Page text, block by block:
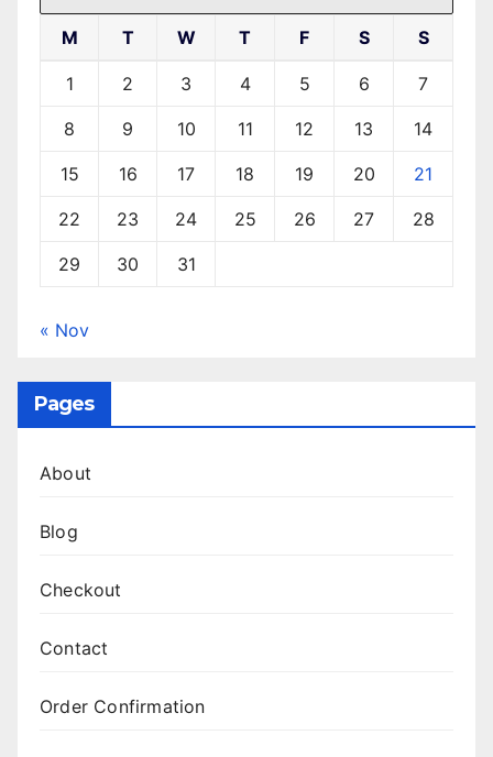
M T W T F S S
1 2 3 4 5 6 7
8 9 10 11 12 13 14
15 16 17 18 19 20 21
22 23 24 25 26 27 28
29 30 31
« Nov
Pages
About
Blog
Checkout
Contact
Order Confirmation